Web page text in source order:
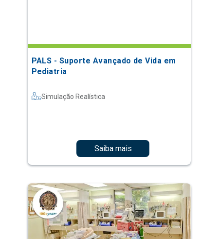
PALS - Suporte Avançado de Vida em
Pediatria
Simulação Realística
Saiba mais